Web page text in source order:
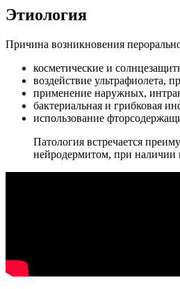
Этиология
Причина возникновения
косметические и
воздействие ультрафиолета,
применение наружных,
бактериальная и грибковая
использование
Патология встречается
нейродермитом, при наличии